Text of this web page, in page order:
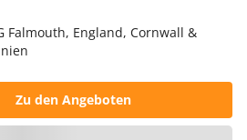
Falmouth, England, Cornwall &
Zu den Angeboten